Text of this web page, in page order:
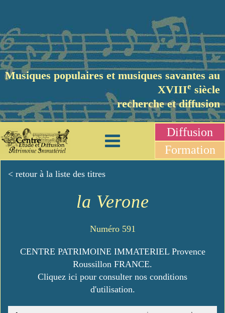
Musiques populaires et musiques savantes au
XVIIIe siècle
recherche et diffusion
Diffusion
Formation
< retour à la liste des titres
la Verone
Numéro 591
CENTRE PATRIMOINE IMMATERIEL Provence
Roussillon FRANCE.
Cliquez ici pour consulter nos conditions
d'utilisation.